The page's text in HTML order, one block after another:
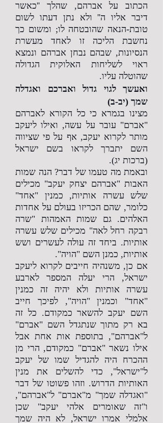
הכתוב על אברהם, שהלך ''כאשר
דיבר אליו ה'' ולא נתן דעתו לשום
טובת-הנאה שהובטחה לו; ומשום כך
נחשבת הליכה זו לאחד מעשרת
הנסיונות, שבהם נבחן אברהם ונמצא
ראוי לשליחות האלוקית הגדולה
שהוטלה עליו.
ואעשך לגוי גדול ואברכם ואגדלה
שמך (יב-ב)
מצינו בגמרא כי כל הקורא לאברהם
"אברם" עובר על עשה, ואילו ליעקב
מותר לקרוא יעקב, אף על פי שציווה
השם יתברך לקראו בשם ישראל
(ברכות יג).
ובאמת מה טעמו של דבר? הנה שמות
האבות "אברהם יצחק יעקב" מכילים
שלש עשרה אותיות, כמנין "אחד"
כלומר, שהם הכריזו בעולם על אחדות
האלהים. גם שמות האמהות "שרה
רבקה רחל לאה" מכילים שלש עשרה
אותיות. ביחד זה עולה לעשרים ושש
אותיות, כמנן השם "הויה".
אם כן, משנהיה חייבים לקרוא ליעקב
ישראל, הרי יעלה המספר לארבע
עשרה אותיות ולא יהיה זה כמנין
"אחד" וכמנין "הויה", לפיכך חייב
השם יעקב להשאר כמקודם. כל זה
בא רק מתוך שנתגדל השם "אברם"
ל"אברהם", בתוספת אות אחת אבל
אילו נשאר "אברם" כמקודם, הרי מן
ההכרח היה להגדיל שמו של יעקב
ל"ישראל", כדי להשלים את מנין
האותיות הדרוש. וזהו פשוטו של דבר
"ואגדלה שמך" מ"אברם" ל"אברהם",
ו"זה שאומרים אלהי יעקב" שכן
אלמלי אמרו ישראל, לא היה שמך